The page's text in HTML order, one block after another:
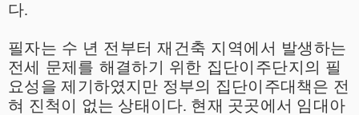
다.
필자는 수 년 전부터 재건축 지역에서 발생하는
전세 문제를 해결하기 위한 집단이주단지의 필
요성을 제기하였지만 정부의 집단이주대책은 전
혀 진척이 없는 상태이다. 현재 곳곳에서 임대아